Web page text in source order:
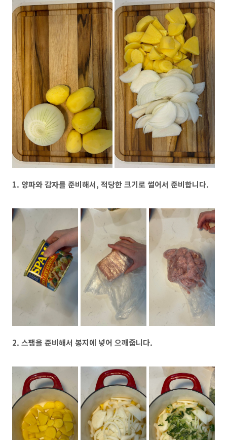
1. 양파와 감자를 준비해서, 적당한 크기로 썰어서 준비합니다.
2. 스팸을 준비해서 봉지에 넣어 으깨줍니다.